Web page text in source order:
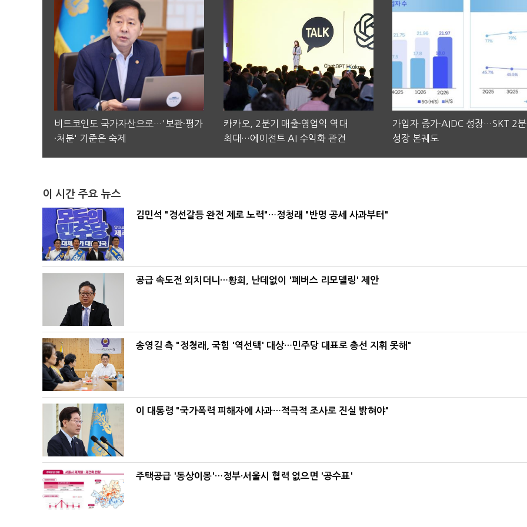
비트코인도 국가자산으로…'보관·평가
·처분' 기준은 숙제
카카오, 2분기 매출·영업익 역대
최대…에이전트 AI 수익화 관건
가입자 증가·AIDC 성장…SKT 2
성장 본궤도
이 시간 주요 뉴스
김민석 "경선갈등 완전 제로 노력"…정청래 "반명 공세 사과부터"
공급 속도전 외치더니…황희, 난데없이 '폐버스 리모델링' 제안
송영길 측 "정청래, 국힘 '역선택' 대상…민주당 대표로 총선 지휘 못해"
이 대통령 "국가폭력 피해자에 사과…적극적 조사로 진실 밝혀야"
주택공급 '동상이몽'…정부·서울시 협력 없으면 '공수표'